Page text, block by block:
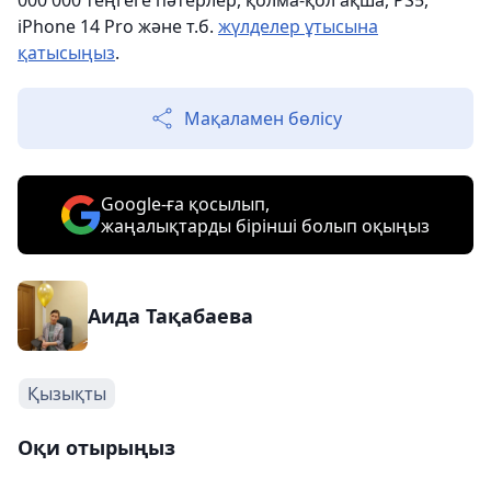
iPhone 14 Pro және т.б. жүлделер ұтысына
қатысыңыз.
Мақаламен бөлісу
Google-ға қосылып,
жаңалықтарды бірінші болып оқыңыз
Аида Тақабаева
Қызықты
Оқи отырыңыз